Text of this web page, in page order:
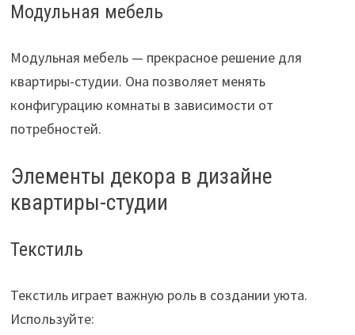
Модульная мебель
Модульная мебель — прекрасное решение для
квартиры-студии. Она позволяет менять
конфигурацию комнаты в зависимости от
потребностей.
Элементы декора в дизайне
квартиры-студии
Текстиль
Текстиль играет важную роль в создании уюта.
Используйте: